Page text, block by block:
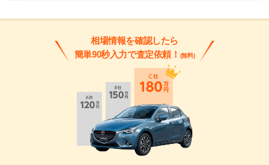
相場情報を確認したら
簡単90秒入力で査定依頼！ (無料)